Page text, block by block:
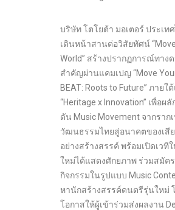
บริษัท โตโยต้า มอเตอร์ ประเท
เดินหน้าสานต่อวิสัยทัศน์
World” สร้างปรากฏการณ์ทาง
สำคัญผ่านแคมเปญ “Move
BEAT: Roots to Future” ภายใ
“Heritage x Innovation” เพื่อผลั
ดัน Music Movement จากราก
วัฒนธรรมไทยสู่อนาคตของเสี
อย่างสร้างสรรค์ พร้อมเปิดเวที
ใหม่ได้แสดงศักยภาพ ร่วมสมัค
กิจกรรมในรูปแบบ Music
หานักสร้างสรรค์ดนตรีรุ่นใหม่
โอกาสให้ผู้เข้าร่วมส่งผลงาน